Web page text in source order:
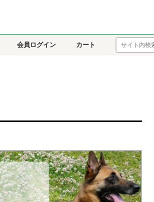
会員ログイン カート